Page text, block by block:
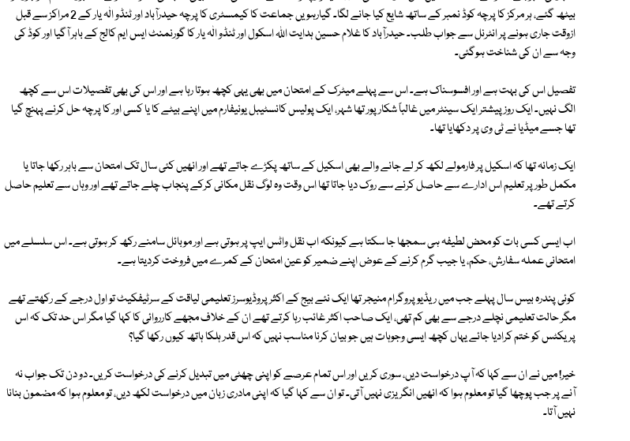
بیٹھ گئے، ہر مرکز کا پرچہ کوڈ نمبر کے ساتھ شایع کیا جانے لگا۔ گیارہویں جماعت کا کیمسٹری کا پرچہ حیدرآباد اور ٹنڈو الٰہ یار کے 2 مراکز سے قبل
ازوقت جاری ہونے پر انٹرنل سے جواب طلب۔ حیدرآباد کا غلام حسین ہدایت اللہ اسکول اور ٹنڈو الٰہ یار کا گورنمنٹ ایس ایم کالج کے باہر آگیا اور کوڈ کی
وجہ سے ان کی شناخت ہوگئی۔
تفصیل اس کی بہت ہے اور افسوسناک ہے۔ اس سے پہلے میٹرک کے امتحان میں بھی یہی کچھ ہوتا رہا ہے اور اس کی بھی تفصیلات اس سے کچھ
الگ نہیں۔ ایک روز پیشتر ایک سینٹر میں غالباً شکارپور تھا شہر، ایک پولیس کانسٹیبل یونیفارم میں اپنے بیٹے کا یا کسی اور کا پرچہ حل کرنے پہنچ گیا
تھا جسے میڈیا نے ٹی وی پر دکھایا تھا۔
ایک زمانہ تھا کہ اسکیل پر فارمولے لکھ کر لے جانے والے بھی اسکیل کے ساتھ پکڑے جاتے تھے اور انھیں کئی سال تک امتحان سے باہر رکھا جاتا یا
مکمل طور پر تعلیم اس ادارے سے حاصل کرنے سے روک دیا جاتا تھا اس وقت وہ لوگ نقل مکانی کرکے پنجاب چلے جاتے تھے اور وہاں سے تعلیم حاصل
کرتے تھے۔
اب ایسی کسی بات کو محض لطیفہ ہی سمجھا جا سکتا ہے کیونکہ اب نقل واٹس ایپ پر ہوتی ہے اور موبائل سامنے رکھ کر ہوتی ہے۔ اس سلسلے میں
امتحانی عملہ سفارش، حکم، یا جیب گرم کرنے کے عوض اپنے ضمیر کو عین امتحان کے کمرے میں فروخت کردیتا ہے۔
کوئی پندرہ بیس سال پہلے جب میں ریڈیو پروگرام منیجر تھا ایک نئے بیج کے اکثر پروڈیوسرز تعلیمی لیاقت کے سرٹیفکیٹ تو اول درجے کے رکھتے تھے
مگر حالت تعلیمی نچلے درجے سے بھی کم تھی، ایک صاحب اکثر غائب رہا کرتے تھے ان کے خلاف مجھے کارروائی کا کہا گیا مگر اس حد تک کہ اس
پریکٹس کو ختم کرادیا جائے یہاں کچھ ایسی وجوہات ہیں جو بیان کرنا مناسب نہیں کہ اس قدر ہلکا ہاتھ کیوں رکھا گیا؟
خیر! میں نے ان سے کہا کہ آپ درخواست دیں، سوری کریں اور اس تمام عرصے کو اپنی چھٹی میں تبدیل کرنے کی درخواست کریں۔ دو دن تک جواب نہ
آنے پر جب پوچھا گیا تو معلوم ہوا کہ انھیں انگریزی نہیں آتی۔ تو ان سے کہا گیا کہ اپنی مادری زبان میں درخواست لکھ دیں، تو معلوم ہوا کہ مضمون بنانا
نہیں آتا۔